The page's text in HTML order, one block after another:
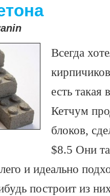
Всегда
есть такая
Кетчум
блоков,
$8.5 Они
и идеально
построит из